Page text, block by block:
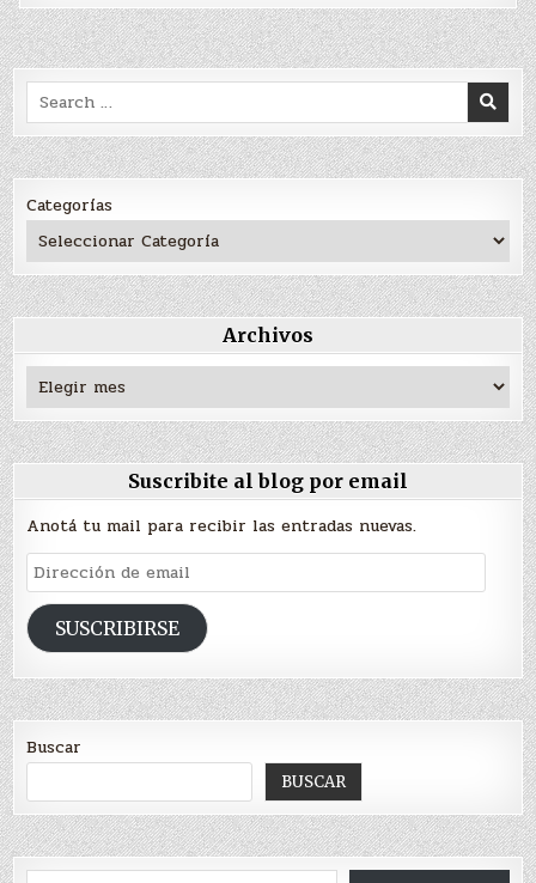
Search
for:
Categorías
Archivos
Archivos
Suscribite al blog por email
Anotá tu mail para recibir las entradas nuevas.
Dirección
de
emailSUSCRIBIRSE
Buscar
BUSCAR
Escribí tu correo electrónico…